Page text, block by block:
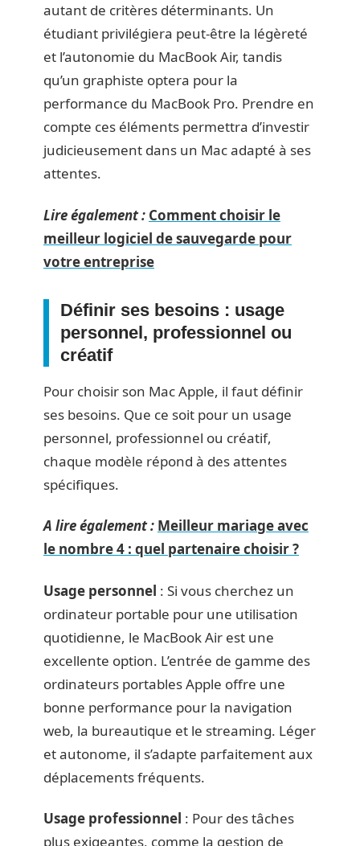
autant de critères déterminants. Un
étudiant privilégiera peut-être la légèreté
et l’autonomie du MacBook Air, tandis
qu’un graphiste optera pour la
performance du MacBook Pro. Prendre en
compte ces éléments permettra d’investir
judicieusement dans un Mac adapté à ses
attentes.
Lire également : Comment choisir le
meilleur logiciel de sauvegarde pour
votre entreprise
Définir ses besoins : usage
personnel, professionnel ou
créatif
Pour choisir son Mac Apple, il faut définir
ses besoins. Que ce soit pour un usage
personnel, professionnel ou créatif,
chaque modèle répond à des attentes
spécifiques.
A lire également : Meilleur mariage avec
le nombre 4 : quel partenaire choisir ?
Usage personnel : Si vous cherchez un
ordinateur portable pour une utilisation
quotidienne, le MacBook Air est une
excellente option. L’entrée de gamme des
ordinateurs portables Apple offre une
bonne performance pour la navigation
web, la bureautique et le streaming. Léger
et autonome, il s’adapte parfaitement aux
déplacements fréquents.
Usage professionnel : Pour des tâches
plus exigeantes, comme la gestion de